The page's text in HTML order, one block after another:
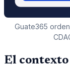
Guate365
El contexto